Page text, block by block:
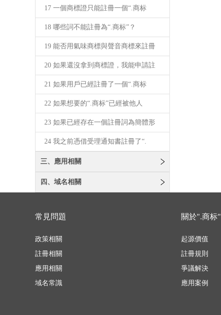
17 一個商標證只能註冊一個“.商标
18 哪些詞不能註冊為“.商标”？
19 能否用氣味商標與聲音商標來註冊
20 如果還沒拿到商標證，我能申請註
21 如果用戶已經註冊了一個“.商标
22 如果想要的“.商标”已經被他人
23 如果已經存在一個註冊詞為簡體形
24 我之前憑借受理通知書註冊了“.
三、應用相關
四、域名相關
常見問題
政策相關
註冊相關
應用相關
域名常識
關於".商标"
起源價值
註冊規則
爭議解決
應用案例